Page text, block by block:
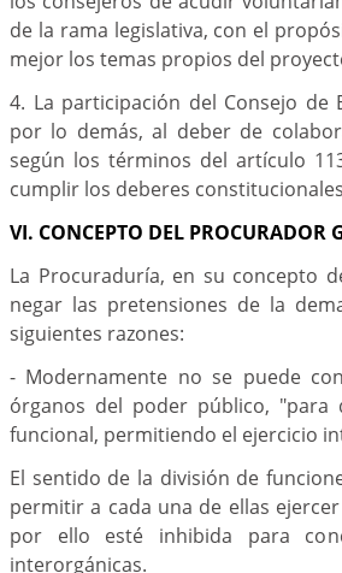
de la rama legislativa, con el
mejor los temas propios del
4. La participación del Consejo
por lo demás, al deber de
según los términos del artículo
cumplir los deberes
VI. CONCEPTO DEL PROCURADOR
La Procuraduría, en su concepto
negar las pretensiones de la
siguientes razones:
- Modernamente no se puede
órganos del poder público,
funcional, permitiendo el ejercicio
El sentido de la división de
permitir a cada una de ellas
por ello esté inhibida para
interorgánicas.